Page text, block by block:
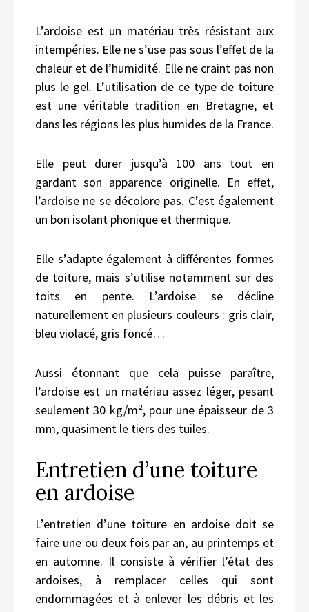
L’ardoise est un matériau très résistant aux
intempéries. Elle ne s’use pas sous l’effet de la
chaleur et de l’humidité. Elle ne craint pas non
plus le gel. L’utilisation de ce type de toiture
est une véritable tradition en Bretagne, et
dans les régions les plus humides de la France.
Elle peut durer jusqu’à 100 ans tout en
gardant son apparence originelle. En effet,
l’ardoise ne se décolore pas. C’est également
un bon isolant phonique et thermique.
Elle s’adapte également à différentes formes
de toiture, mais s’utilise notamment sur des
toits en pente. L’ardoise se décline
naturellement en plusieurs couleurs : gris clair,
bleu violacé, gris foncé…
Aussi étonnant que cela puisse paraître,
l’ardoise est un matériau assez léger, pesant
seulement 30 kg/m², pour une épaisseur de 3
mm, quasiment le tiers des tuiles.
Entretien d’une toiture
en ardoise
L’entretien d’une toiture en ardoise doit se
faire une ou deux fois par an, au printemps et
en automne. Il consiste à vérifier l’état des
ardoises, à remplacer celles qui sont
endommagées et à enlever les débris et les